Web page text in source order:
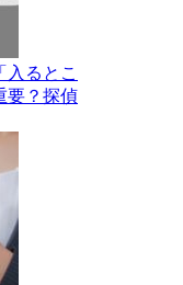
るとこ
要？探偵